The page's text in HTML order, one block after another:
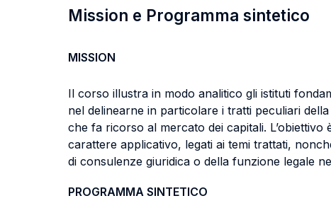
Mission e Programma sintetico
MISSION
Il corso illustra in modo analitico gli istituti
nel delinearne in particolare i tratti peculiari
che fa ricorso al mercato dei capitali.
carattere applicativo, legati ai temi trattati,
di consulenze giuridica o della funzione legale
PROGRAMMA SINTETICO